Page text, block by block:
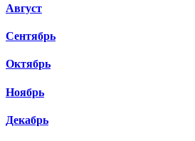
Август
Сентябрь
Октябрь
Ноябрь
Декабрь